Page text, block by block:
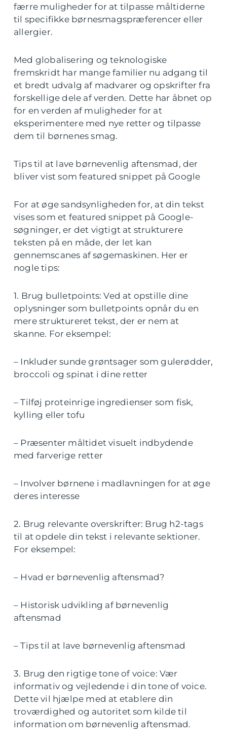
færre muligheder for at tilpasse måltiderne
til specifikke børnesmagspræferencer eller
allergier.
Med globalisering og teknologiske
fremskridt har mange familier nu adgang til
et bredt udvalg af madvarer og opskrifter fra
forskellige dele af verden. Dette har åbnet op
for en verden af muligheder for at
eksperimentere med nye retter og tilpasse
dem til børnenes smag.
Tips til at lave børnevenlig aftensmad, der
bliver vist som featured snippet på Google
For at øge sandsynligheden for, at din tekst
vises som et featured snippet på Google-
søgninger, er det vigtigt at strukturere
teksten på en måde, der let kan
gennemscanes af søgemaskinen. Her er
nogle tips:
1. Brug bulletpoints: Ved at opstille dine
oplysninger som bulletpoints opnår du en
mere struktureret tekst, der er nem at
skanne. For eksempel:
– Inkluder sunde grøntsager som gulerødder,
broccoli og spinat i dine retter
– Tilføj proteinrige ingredienser som fisk,
kylling eller tofu
– Præsenter måltidet visuelt indbydende
med farverige retter
– Involver børnene i madlavningen for at øge
deres interesse
2. Brug relevante overskrifter: Brug h2-tags
til at opdele din tekst i relevante sektioner.
For eksempel:
– Hvad er børnevenlig aftensmad?
– Historisk udvikling af børnevenlig
aftensmad
– Tips til at lave børnevenlig aftensmad
3. Brug den rigtige tone of voice: Vær
informativ og vejledende i din tone of voice.
Dette vil hjælpe med at etablere din
troværdighed og autoritet som kilde til
information om børnevenlig aftensmad.